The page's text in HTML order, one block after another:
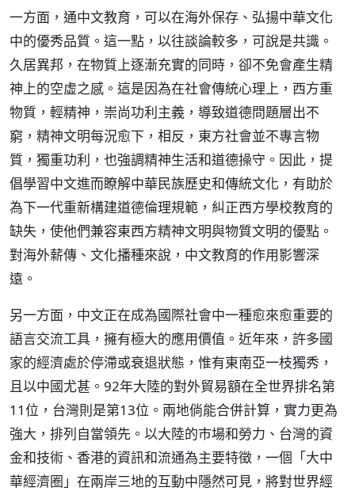
一方面，通中文教育，可以在海外保存、弘揚中華文化
中的優秀品質。這一點，以往談論較多，可說是共識。
久居異邦，在物質上逐漸充實的同時，卻不免會產生精
神上的空虛之感。這是因為在社會傳統心理上，西方重
物質，輕精神，崇尚功利主義，導致道德問題層出不
窮，精神文明每況愈下，相反，東方社會並不專言物
質，獨重功利，也強調精神生活和道德操守。因此，提
倡學習中文進而瞭解中華民族歷史和傳統文化，有助於
為下一代重新構建道德倫理規範，糾正西方學校教育的
缺失，使他們兼容東西方精神文明與物質文明的優點。
對海外薪傳、文化播種來說，中文教育的作用影響深
遠。
另一方面，中文正在成為國際社會中一種愈來愈重要的
語言交流工具，擁有極大的應用價值。近年來，許多國
家的經濟處於停滯或衰退狀態，惟有東南亞一枝獨秀，
且以中國尤甚。92年大陸的對外貿易額在全世界排名第
11位，台灣則是第13位。兩地倘能合併計算，實力更為
強大，排列自當領先。以大陸的市場和勞力、台灣的資
金和技術、香港的資訊和流通為主要特徵，一個「大中
華經濟圈」在兩岸三地的互動中隱然可見，將對世界經